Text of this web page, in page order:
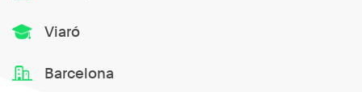
Viaró
Barcelona